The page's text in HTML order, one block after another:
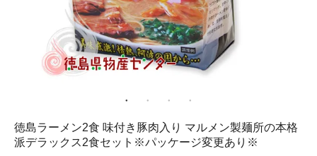
徳島ラーメン2食 味付き豚肉入り マルメン製麺所の本格
派デラックス2食セット※パッケージ変更あり※